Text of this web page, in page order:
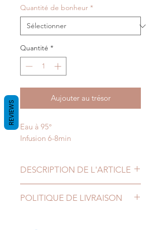
pour
1
Kilogramme
Quantité de bonheur *
Quantité *
Aujouter au trésor
Eau à 95°
Infusion 6-8min
DESCRIPTION DE L'ARTICLE
Tulsi, vert rooibos, gingembre,
POLITIQUE DE LIVRAISON
REVIEWS